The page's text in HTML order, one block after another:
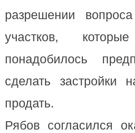
разрешении
участков,
понадобилось
сделать застройки
продать.
Рябов согласился